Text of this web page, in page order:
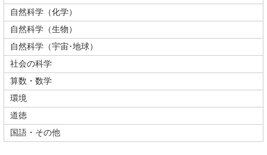
自然科学（化学）
自然科学（生物）
自然科学（宇宙･地球）
社会の科学
算数・数学
環境
道徳
国語・その他